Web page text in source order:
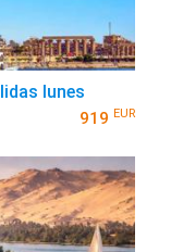
lunes
919 EUR